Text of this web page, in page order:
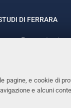
e cookie di
e alcuni
DI FERRARA
Ramaciotti